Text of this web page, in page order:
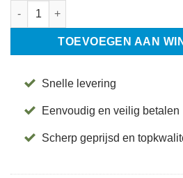
Mini Stability Barrel™ Lite met Mat -
TOEVOEGEN AAN
Snelle levering
Eenvoudig en veilig betalen
Scherp geprijsd en